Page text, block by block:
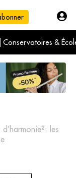
Conservatoires &
les